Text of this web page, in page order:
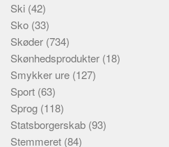
Ski (42)
Sko (33)
Skøder (734)
Skønhedsprodukter (18)
Smykker ure (127)
Sport (63)
Sprog (118)
Statsborgerskab (93)
Stemmeret (84)